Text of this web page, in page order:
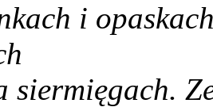
i
siermięgach.